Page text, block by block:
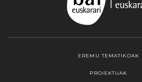
EREMU TEMATIKOAK
PROIEKTUAK